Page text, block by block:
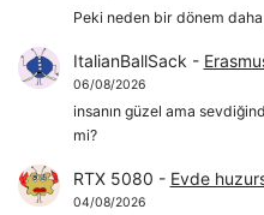
Peki neden bir dönem
ItalianBallSack -
06/08/2026
insanın güzel ama
mi?
RTX 5080 - Evde
04/08/2026